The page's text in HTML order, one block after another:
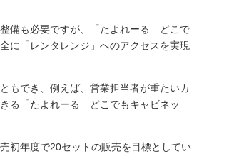
備も必要ですが、「たよれーる どこで
に「レンタレンジ」へのアクセスを実現
もでき、例えば、営業担当者が重たいカ
る「たよれーる どこでもキャビネッ
初年度で20セットの販売を目標としてい